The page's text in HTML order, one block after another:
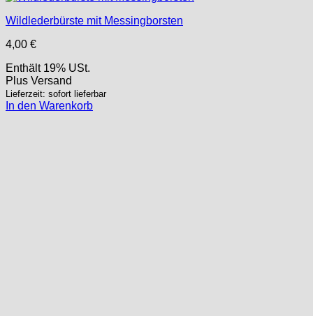
Wildlederbürste mit Messingborsten
4,00 €
Enthält 19% USt.
Plus Versand
Lieferzeit: sofort lieferbar
In den Warenkorb